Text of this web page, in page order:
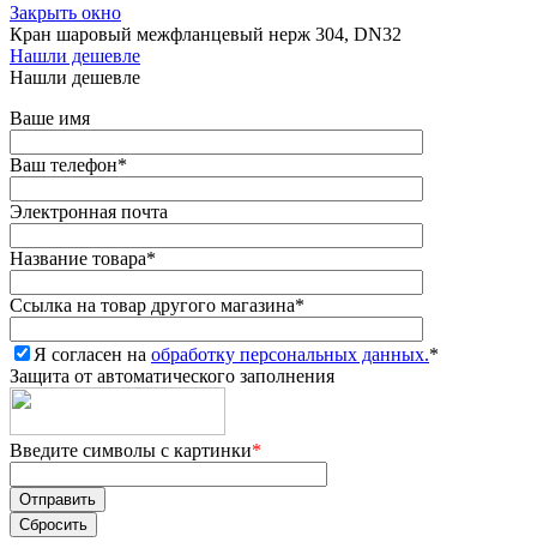
Закрыть окно
Кран шаровый межфланцевый нерж 304, DN32
Нашли дешевле
Нашли дешевле
Ваше имя
Ваш телефон*
Электронная почта
Название товара*
Ссылка на товар другого магазина*
Я согласен на обработку персональных данных.*
Защита от автоматического заполнения
Введите символы с картинки*